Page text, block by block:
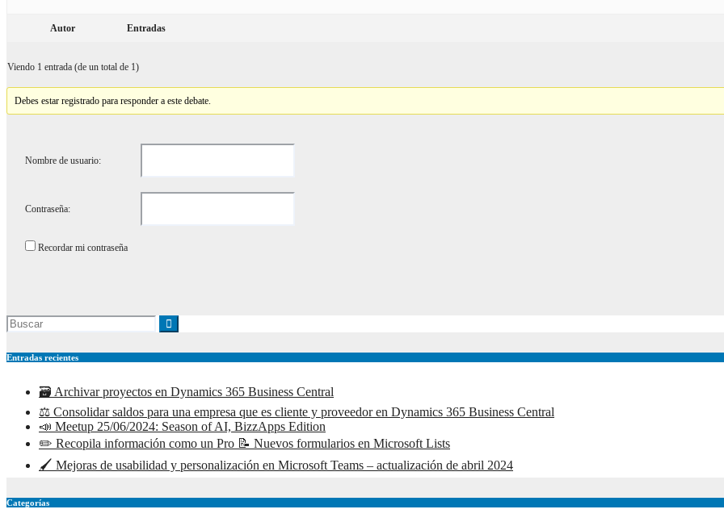
Autor Entradas
Viendo 1 entrada (de un total de 1)
Debes estar registrado para responder a este debate.
Nombre de usuario:
Contraseña:
Recordar mi contraseña
Entradas recientes
🗃️ Archivar proyectos en Dynamics 365 Business Central
⚖️ Consolidar saldos para una empresa que es cliente y proveedor en Dynamics 365 Business Central
📣 Meetup 25/06/2024: Season of AI, BizzApps Edition
✏️ Recopila información como un Pro 📝 Nuevos formularios en Microsoft Lists
🖌️ Mejoras de usabilidad y personalización en Microsoft Teams – actualización de abril 2024
Categorías